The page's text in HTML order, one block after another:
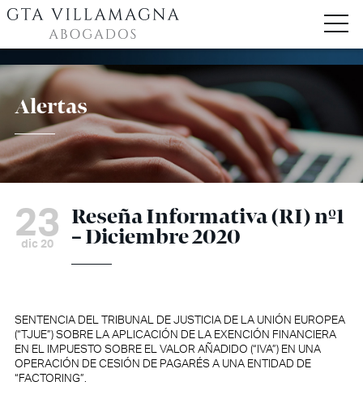
Alertas
23
dic 20
Reseña Informativa (RI) nº1
– Diciembre 2020
SENTENCIA DEL TRIBUNAL DE JUSTICIA DE LA UNIÓN EUROPEA
(“TJUE”) SOBRE LA APLICACIÓN DE LA EXENCIÓN FINANCIERA
EN EL IMPUESTO SOBRE EL VALOR AÑADIDO (“IVA”) EN UNA
OPERACIÓN DE CESIÓN DE PAGARÉS A UNA ENTIDAD DE
“FACTORING”.